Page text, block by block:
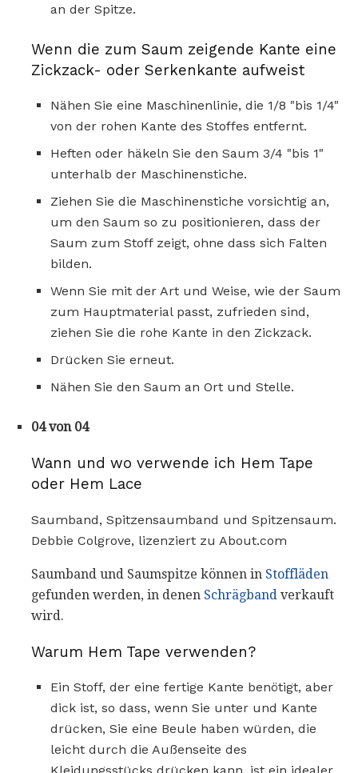
an der Spitze.
Wenn die zum Saum zeigende Kante eine
Zickzack- oder Serkenkante aufweist
Nähen Sie eine Maschinenlinie, die 1/8 "bis 1/4"
von der rohen Kante des Stoffes entfernt.
Heften oder häkeln Sie den Saum 3/4 "bis 1"
unterhalb der Maschinenstiche.
Ziehen Sie die Maschinenstiche vorsichtig an,
um den Saum so zu positionieren, dass der
Saum zum Stoff zeigt, ohne dass sich Falten
bilden.
Wenn Sie mit der Art und Weise, wie der Saum
zum Hauptmaterial passt, zufrieden sind,
ziehen Sie die rohe Kante in den Zickzack.
Drücken Sie erneut.
Nähen Sie den Saum an Ort und Stelle.
04 von 04
Wann und wo verwende ich Hem Tape
oder Hem Lace
Saumband, Spitzensaumband und Spitzensaum.
Debbie Colgrove, lizenziert zu About.com
Saumband und Saumspitze können in Stoffläden
gefunden werden, in denen Schrägband verkauft
wird.
Warum Hem Tape verwenden?
Ein Stoff, der eine fertige Kante benötigt, aber
dick ist, so dass, wenn Sie unter und Kante
drücken, Sie eine Beule haben würden, die
leicht durch die Außenseite des